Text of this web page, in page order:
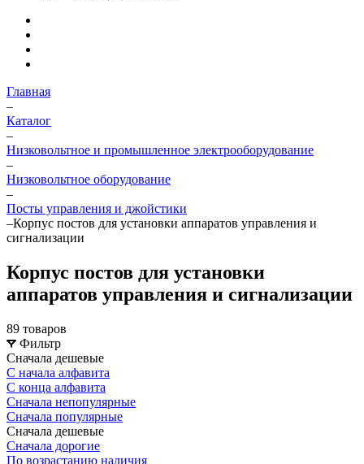
Главная
–
Каталог
–
Низковольтное и промышленное электрооборудование
–
Низковольтное оборудование
–
Посты управления и джойстики
–Корпус постов для установки аппаратов управления и
сигнализации
Корпус постов для установки
аппаратов управления и сигнализации
89 товаров
Фильтр
Сначала дешевые
С начала алфавита
С конца алфавита
Сначала непопулярные
Сначала популярные
Сначала дешевые
Сначала дорогие
По возрастанию наличия